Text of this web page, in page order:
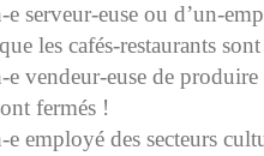
e serveur-euse ou d’un-
les cafés-restaurants
e vendeur-euse de
fermés !
e employé des secteurs